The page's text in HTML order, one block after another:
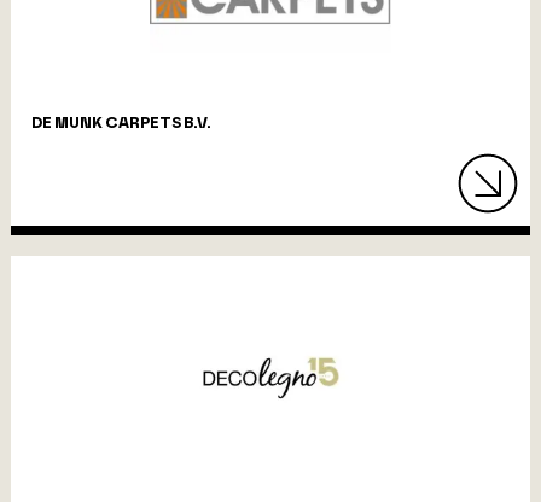
DE MUNK CARPETS B.V.